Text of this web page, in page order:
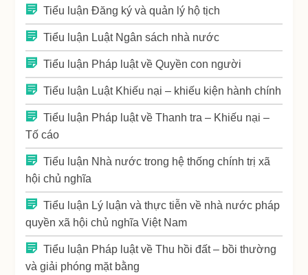
Tiểu luận Đăng ký và quản lý hộ tịch
Tiểu luận Luật Ngân sách nhà nước
Tiểu luận Pháp luật về Quyền con người
Tiểu luận Luật Khiếu nại – khiếu kiện hành chính
Tiểu luận Pháp luật về Thanh tra – Khiếu nại –
Tố cáo
Tiểu luận Nhà nước trong hệ thống chính trị xã
hội chủ nghĩa
Tiểu luận Lý luận và thực tiễn về nhà nước pháp
quyền xã hội chủ nghĩa Việt Nam
Tiểu luận Pháp luật về Thu hồi đất – bồi thường
và giải phóng mặt bằng